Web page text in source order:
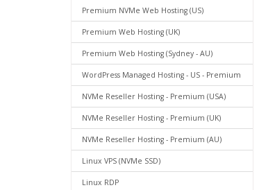
Premium NVMe Web Hosting (US)
Premium Web Hosting (UK)
Premium Web Hosting (Sydney - AU)
WordPress Managed Hosting - US - Premium
NVMe Reseller Hosting - Premium (USA)
NVMe Reseller Hosting - Premium (UK)
NVMe Reseller Hosting - Premium (AU)
Linux VPS (NVMe SSD)
Linux RDP